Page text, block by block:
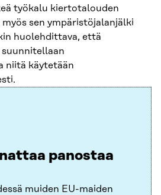
työkalu kiertotalouden
sen ympäristöjalanjälki
huolehdittava, että
niitä käytetään
panostaa
muiden EU-maiden